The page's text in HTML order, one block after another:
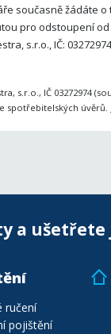
současně žádáte
pro odstoupení
s.r.o., IČ:
s.r.o., IČ 03272974
spotřebitelských úvěrů.
a ušetřete
ručení
pojištění